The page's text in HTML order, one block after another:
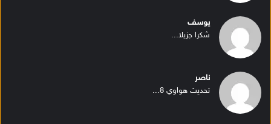
يوسف
شكرا جزيلا...
ناصر
تحديث هواوي 8...